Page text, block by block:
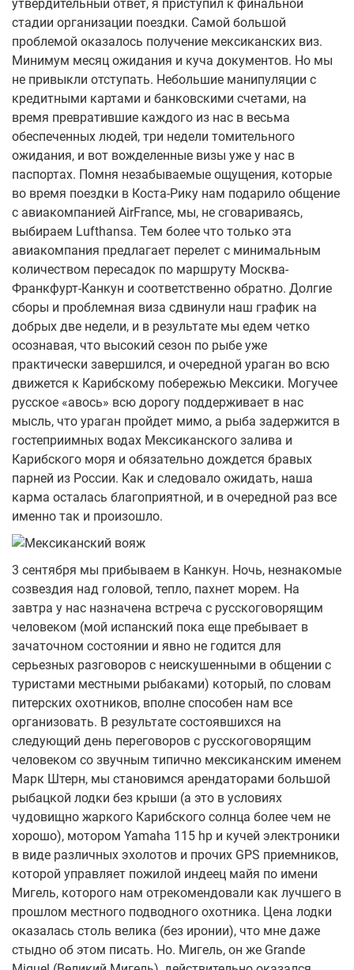
утвердительный ответ, я приступил к финальной
стадии организации поездки. Самой большой
проблемой оказалось получение мексиканских виз.
Минимум месяц ожидания и куча документов. Но мы
не привыкли отступать. Небольшие манипуляции с
кредитными картами и банковскими счетами, на
время превратившие каждого из нас в весьма
обеспеченных людей, три недели томительного
ожидания, и вот вожделенные визы уже у нас в
паспортах. Помня незабываемые ощущения, которые
во время поездки в Коста-Рику нам подарило общение
с авиакомпанией AirFrance, мы, не сговариваясь,
выбираем Lufthansa. Тем более что только эта
авиакомпания предлагает перелет с минимальным
количеством пересадок по маршруту Москва-
Франкфурт-Канкун и соответственно обратно. Долгие
сборы и проблемная виза сдвинули наш график на
добрых две недели, и в результате мы едем четко
осознавая, что высокий сезон по рыбе уже
практически завершился, и очередной ураган во всю
движется к Карибскому побережью Мексики. Могучее
русское «авось» всю дорогу поддерживает в нас
мысль, что ураган пройдет мимо, а рыба задержится в
гостеприимных водах Мексиканского залива и
Карибского моря и обязательно дождется бравых
парней из России. Как и следовало ожидать, наша
карма осталась благоприятной, и в очередной раз все
именно так и произошло.
3 сентября мы прибываем в Канкун. Ночь, незнакомые
созвездия над головой, тепло, пахнет морем. На
завтра у нас назначена встреча с русскоговорящим
человеком (мой испанский пока еще пребывает в
зачаточном состоянии и явно не годится для
серьезных разговоров с неискушенными в общении с
туристами местными рыбаками) который, по словам
питерских охотников, вполне способен нам все
организовать. В результате состоявшихся на
следующий день переговоров с русскоговорящим
человеком со звучным типично мексиканским именем
Марк Штерн, мы становимся арендаторами большой
рыбацкой лодки без крыши (а это в условиях
чудовищно жаркого Карибского солнца более чем не
хорошо), мотором Yamaha 115 hp и кучей электроники
в виде различных эхолотов и прочих GPS приемников,
которой управляет пожилой индеец майя по имени
Мигель, которого нам отрекомендовали как лучшего в
прошлом местного подводного охотника. Цена лодки
оказалась столь велика (без иронии), что мне даже
стыдно об этом писать. Но. Мигель, он же Grande